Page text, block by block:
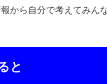
から自分で考えてみん
と